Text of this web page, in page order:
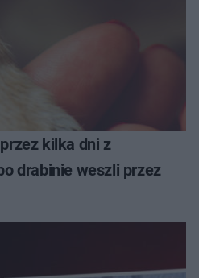
kilka dni z
drabinie weszli przez